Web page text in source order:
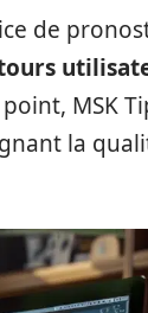
de
MSK
la